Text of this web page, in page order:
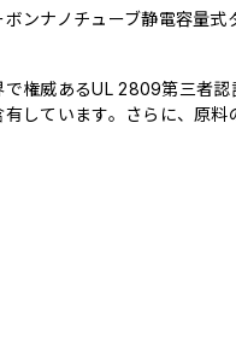
ボンナノチューブ静電容量
で権威あるUL 2809第三者
有しています。さらに、原料